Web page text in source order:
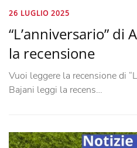
26 LUGLIO 2025
“L’anniversario” di
la recensione
Vuoi leggere la recensione di
Bajani leggi la recens…